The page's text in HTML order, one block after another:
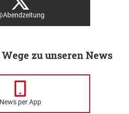
zu unseren News
News per App